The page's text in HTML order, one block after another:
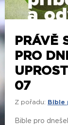
PRÁVĚ
PRO
07
Z pořadu: Bible
Bible pro